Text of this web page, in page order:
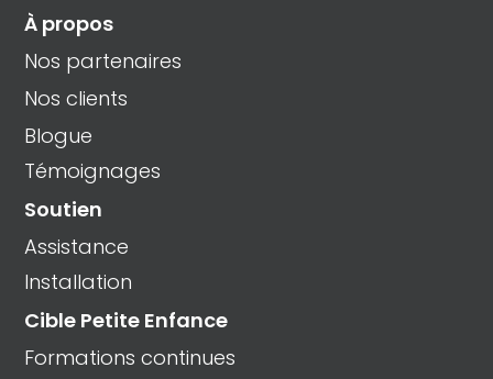
À propos
Nos partenaires
Nos clients
Blogue
Témoignages
Soutien
Assistance
Installation
Cible Petite Enfance
Formations continues